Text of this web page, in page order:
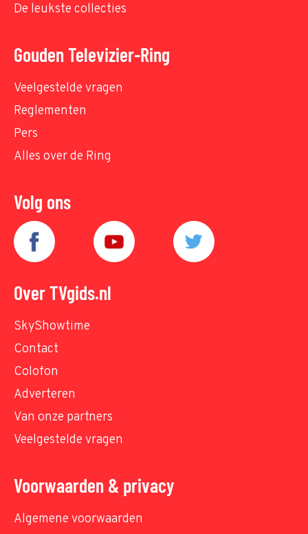
De leukste collecties
Gouden Televizier-Ring
Veelgestelde vragen
Reglementen
Pers
Alles over de Ring
Volg ons
Over TVgids.nl
SkyShowtime
Contact
Colofon
Adverteren
Van onze partners
Veelgestelde vragen
Voorwaarden & privacy
Algemene voorwaarden